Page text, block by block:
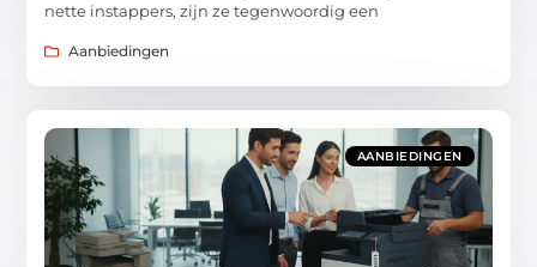
nette instappers, zijn ze tegenwoordig een
Aanbiedingen
AANBIEDINGEN